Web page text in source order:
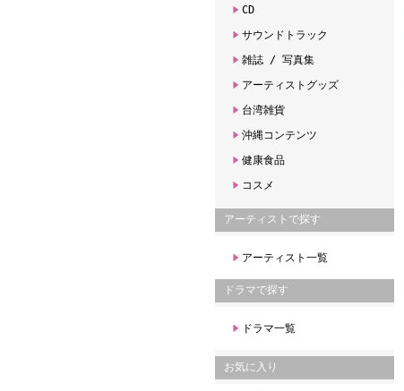
CD
サウンドトラック
雑誌 / 写真集
アーティストグッズ
台湾雑貨
沖縄コンテンツ
健康食品
コスメ
アーティストで探す
アーティスト一覧
ドラマで探す
ドラマ一覧
お気に入り